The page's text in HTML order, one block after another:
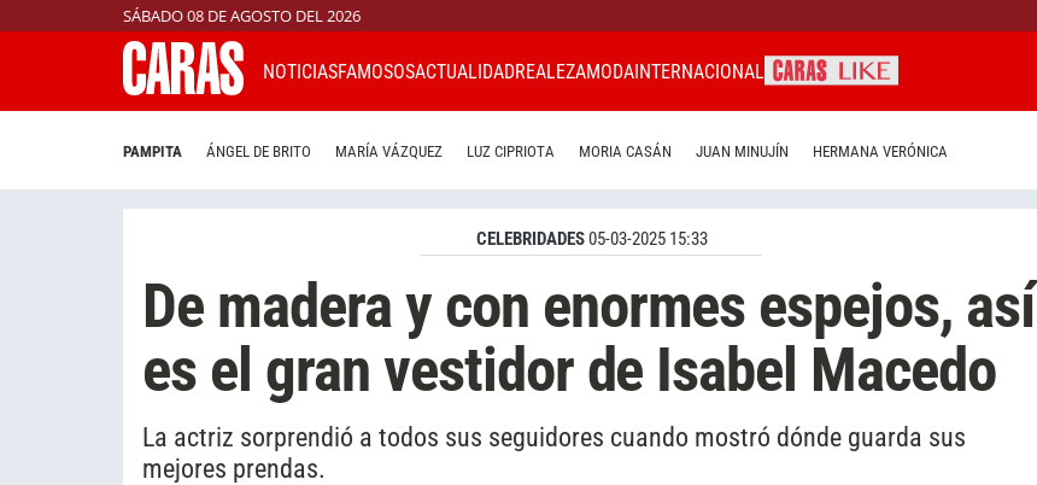
SÁBADO 08 DE AGOSTO DEL 2026
NOTICIASFAMOSOSACTUALIDADREALEZAMODAINTERNACIONAL
PAMPITA ÁNGEL DE BRITO MARÍA VÁZQUEZ LUZ CIPRIOTA MORIA CASÁN JUAN MINUJÍN HERMANA VERÓNICA
CELEBRIDADES05-03-2025 15:33
De madera y con enormes espejos, así
es el gran vestidor de Isabel Macedo
La actriz sorprendió a todos sus seguidores cuando mostró dónde guarda sus
mejores prendas.